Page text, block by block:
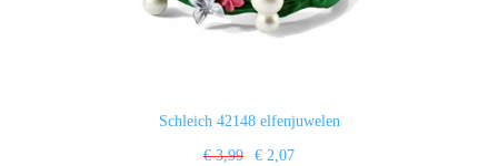
Schleich 42148 elfenjuwelen
€ 3,99 € 2,07